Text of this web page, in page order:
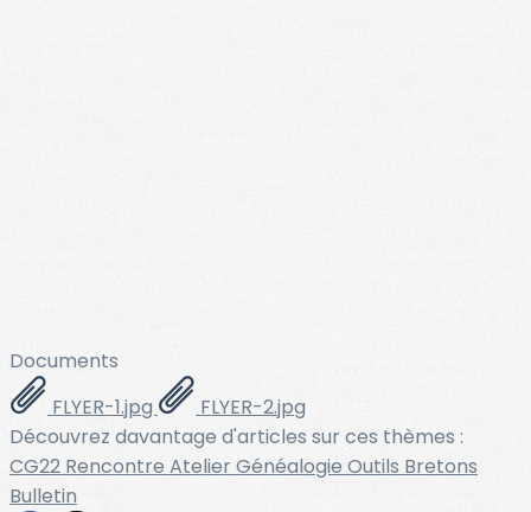
Documents
FLYER-1.jpg
FLYER-2.jpg
Découvrez davantage d'articles sur ces thèmes :
CG22 Rencontre AtelierGénéalogieOutils Bretons
Bulletin